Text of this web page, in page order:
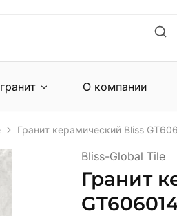
О компании
Гранит керамический Bliss
Bliss-Global Tile
Гранит